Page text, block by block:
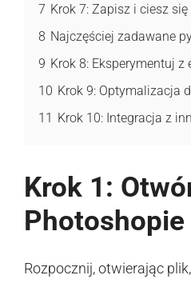
7 Krok 7: Zapisz i ciesz się
8 Najczęściej zadawane
9 Krok 8: Eksperymentuj z
10 Krok 9: Optymalizacja
11 Krok 10: Integracja z
Krok 1:
Photoshopie
Rozpocznij, otwierając